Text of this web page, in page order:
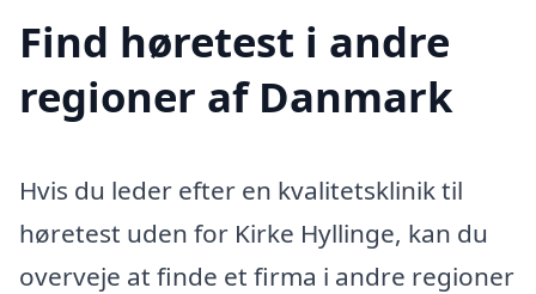
Find høretest i andre
regioner af Danmark
Hvis du leder efter en kvalitetsklinik til
høretest uden for Kirke Hyllinge, kan du
overveje at finde et firma i andre regioner